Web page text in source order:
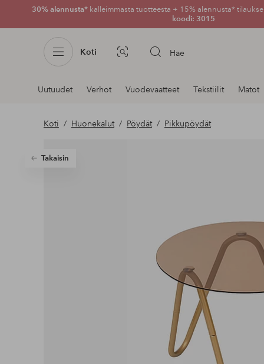
30% alennusta* kalleimmasta tuotteesta + 15% alennusta*
koodi: 3015
Koti Kuvahaku Hae
Navigointi
osastoilla
Uutuudet Verhot Vuodevaatteet Tekstiilit Matot
Koti Huonekalut Pöydät Pikkupöydät
Takaisin